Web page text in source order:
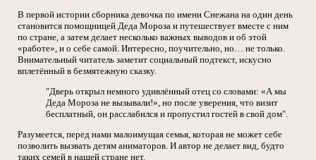
В первой истории сборника девочка по имени Снежана на один день
становится помощницей Деда Мороза и путешествует вместе с ним
по стране, а затем делает несколько важных выводов и об этой
«работе», и о себе самой. Интересно, поучительно, но… не только.
Внимательный читатель заметит социальный подтекст, искусно
вплетённый в безмятежную сказку.
"Дверь открыл немного удивлённый отец со словами: «А мы
Деда Мороза не вызывали!», но после уверения, что визит
бесплатный, он расслабился и пропустил гостей в свой дом".
Разумеется, перед нами малоимущая семья, которая не может себе
позволить вызвать детям аниматоров. И автор не делает вид, будто
таких семей в нашей стране нет.